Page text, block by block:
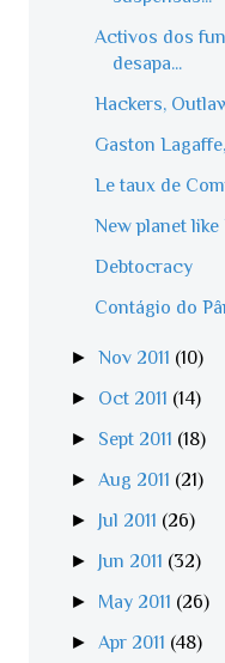
Activos dos
desapa...
Hackers,
Gaston
Le taux de
New planet
Debtocracy
Contágio do
►Nov 2011 (10)
► Oct 2011 (14)
► Sept 2011 (18)
► Aug 2011 (21)
► Jul 2011 (26)
► Jun 2011 (32)
► May 2011 (26)
► Apr 2011 (48)